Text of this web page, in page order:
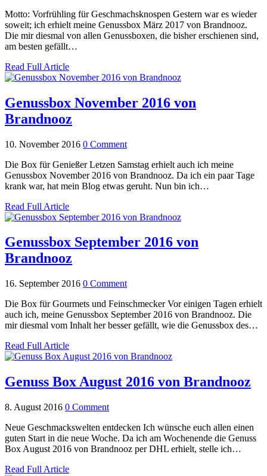
Motto: Vorfrühling für Geschmachsknospen Gestern war es wieder
soweit; ich erhielt meine Genussbox März 2017 von Brandnooz.
Die mir diesmal von allen Genussboxen, die bisher erschienen sind,
am besten gefällt…
Read Full Article
Genussbox November 2016 von
Brandnooz
10. November 2016 0 Comment
Die Box für Genießer Letzen Samstag erhielt auch ich meine
Genussbox November 2016 von Brandnooz. Da ich ein paar Tage
krank war, hat mein Blog etwas geruht. Nun bin ich…
Read Full Article
Genussbox September 2016 von
Brandnooz
16. September 2016 0 Comment
Die Box für Gourmets und Feinschmecker Vor einigen Tagen erhielt
auch ich, meine Genussbox September 2016 von Brandnooz. Die
mir diesmal vom Inhalt her besser gefällt, wie die Genussbox des…
Read Full Article
Genuss Box August 2016 von Brandnooz
8. August 2016 0 Comment
Neue Geschmackswelten entdecken Ich wünsche euch allen einen
guten Start in die neue Woche. Da ich am Wochenende die Genuss
Box August 2016 von Brandnooz per DHL erhielt, stelle ich…
Read Full Article